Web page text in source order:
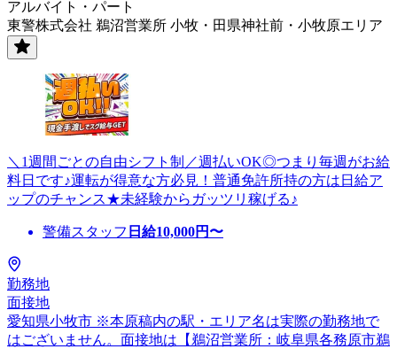
アルバイト・パート
東警株式会社 鵜沼営業所 小牧・田県神社前・小牧原エリア
＼1週間ごとの自由シフト制／週払いOK◎つまり毎週がお給
料日です♪運転が得意な方必見！普通免許所持の方は日給ア
ップのチャンス★未経験からガッツリ稼げる♪
警備スタッフ 日給10,000円〜
勤務地
面接地
愛知県小牧市 ※本原稿内の駅・エリア名は実際の勤務地で
はございません。面接地は【鵜沼営業所：岐阜県各務原市鵜